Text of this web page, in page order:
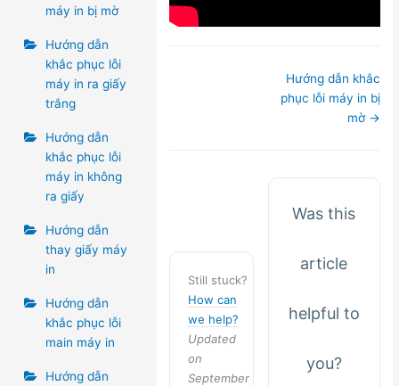
máy in bị mờ
Hướng dẫn
khắc phục lỗi
máy in ra giấy
trắng
Hướng dẫn
khắc phục lỗi
máy in không
ra giấy
Hướng dẫn
thay giấy máy
in
Hướng dẫn
khắc phục lỗi
main máy in
Hướng dẫn
Hướng dẫn khắc
phục lỗi máy in bị
mờ →
Still stuck?
How can
we help?
Updated
on
September
Was this
article
helpful to
you?